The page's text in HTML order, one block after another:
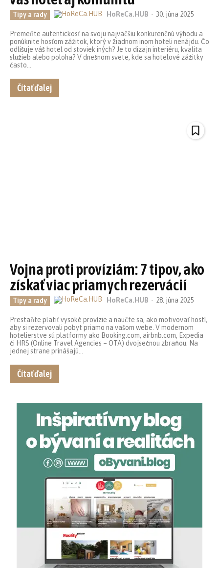
Tipy a rady HoReCa.HUB - 30. júna 2025
Premeňte autentickosť na svoju najväčšiu konkurenčnú výhodu a
ponúknite hosťom zážitok, ktorý v žiadnom inom hoteli nenájdu. Čo
odlišuje váš hotel od stoviek iných? Je to dizajn interiéru, kvalita
služieb alebo poloha? V dnešnom svete, kde sa hotelové zážitky
často...
Čítať ďalej
Vojna proti províziám: 7 tipov, ako
získať viac priamych rezervácií
Tipy a rady HoReCa.HUB - 28. júna 2025
Prestaňte platiť vysoké provízie a naučte sa, ako motivovať hostí,
aby si rezervovali pobyt priamo na vašom webe. V modernom
hotelierstve sú platformy ako Booking.com, airbnb.com, Expedia
či HRS (Online Travel Agencies – OTA) dvojsečnou zbraňou. Na
jednej strane prinášajú...
Čítať ďalej